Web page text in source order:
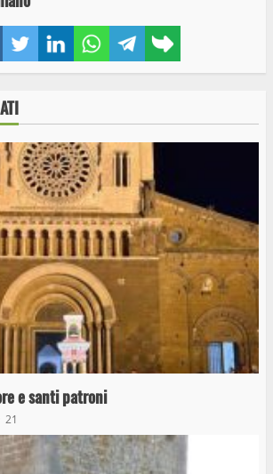
FacebookTwitterLinkedInWhatsAppTelegram
link
e santi patroni
21